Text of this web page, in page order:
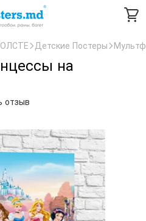
Детские Постеры
на
отзыв